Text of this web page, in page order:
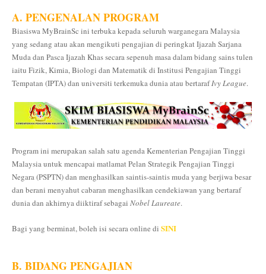
A. PENGENALAN PROGRAM
Biasiswa MyBrainSc ini terbuka kepada seluruh warganegara Malaysia
yang sedang atau akan mengikuti pengajian di peringkat Ijazah Sarjana
Muda dan Pasca Ijazah Khas secara sepenuh masa dalam bidang sains tulen
iaitu Fizik, Kimia, Biologi dan Matematik di Institusi Pengajian Tinggi
Tempatan (IPTA) dan universiti terkemuka dunia atau bertarafIvy League.
Program ini merupakan salah satu agenda Kementerian Pengajian Tinggi
Malaysia untuk mencapai matlamat Pelan Strategik Pengajian Tinggi
Negara (PSPTN) dan menghasilkan saintis-saintis muda yang berjiwa besar
dan berani menyahut cabaran menghasilkan cendekiawan yang bertaraf
dunia dan akhirnya diiktiraf sebagai Nobel Laureate.
Bagi yang berminat, boleh isi secara online di SINI
B. BIDANG PENGAJIAN